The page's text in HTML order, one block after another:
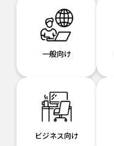
一般向け
ビジネス向け